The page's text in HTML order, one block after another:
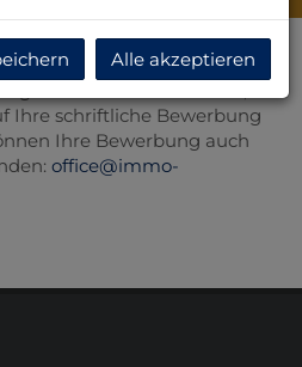
abwechslungsreichen
sondern auch an einer
Ihre schriftliche Bewerbung
Ihre Bewerbung auch
office@immo-
Alle akzeptieren